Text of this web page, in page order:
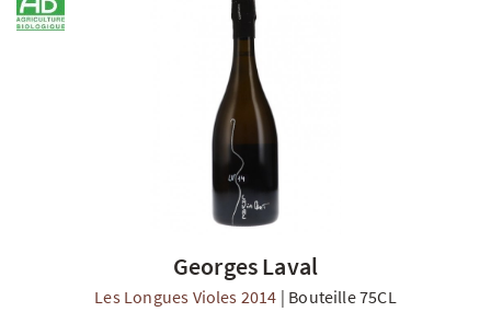
Georges Laval
Les Longues Violes 2014 | Bouteille 75CL